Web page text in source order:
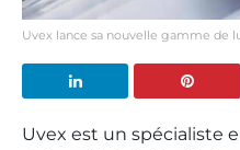
Uvex lance sa nouvelle gamme de
Uvex est un spécialiste